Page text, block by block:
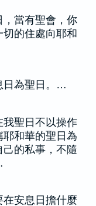
，當有聖會，你
的住處向耶和
日為聖日。…
我聖日不以操作
和華的聖日為
的私事，不隨
安息日擔什麼